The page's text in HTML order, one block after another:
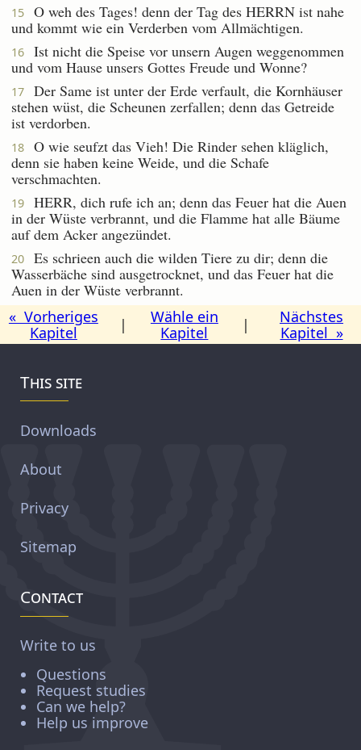
15
O weh des Tages! denn der Tag des HERRN ist nahe
und kommt wie ein Verderben vom Allmächtigen.
16
Ist nicht die Speise vor unsern Augen weggenommen
und vom Hause unsers Gottes Freude und Wonne?
17
Der Same ist unter der Erde verfault, die Kornhäuser
stehen wüst, die Scheunen zerfallen; denn das Getreide
ist verdorben.
18
O wie seufzt das Vieh! Die Rinder sehen kläglich,
denn sie haben keine Weide, und die Schafe
verschmachten.
19
HERR, dich rufe ich an; denn das Feuer hat die Auen
in der Wüste verbrannt, und die Flamme hat alle Bäume
auf dem Acker angezündet.
20
Es schrieen auch die wilden Tiere zu dir; denn die
Wasserbäche sind ausgetrocknet, und das Feuer hat die
Auen in der Wüste verbrannt.
« Vorheriges
Kapitel
|
Wähle ein
Kapitel
|
Nächstes
Kapitel »
This site
Downloads
About
Privacy
Sitemap
Contact
Write to us
Questions
Request studies
Can we help?
Help us improve